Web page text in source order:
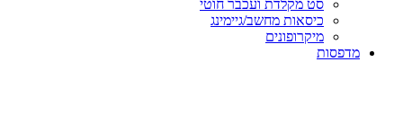
סט מקלדת ועכבר חוטי
כיסאות מחשב/גיימינג
מיקרופונים
מדפסות